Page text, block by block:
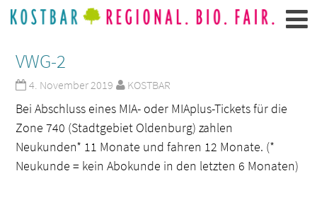
VWG-2
4. November 2019 KOSTBAR
Bei Abschluss eines MIA- oder MIAplus-Tickets für die
Zone 740 (Stadtgebiet Oldenburg) zahlen
Neukunden* 11 Monate und fahren 12 Monate. (*
Neukunde = kein Abokunde in den letzten 6 Monaten)